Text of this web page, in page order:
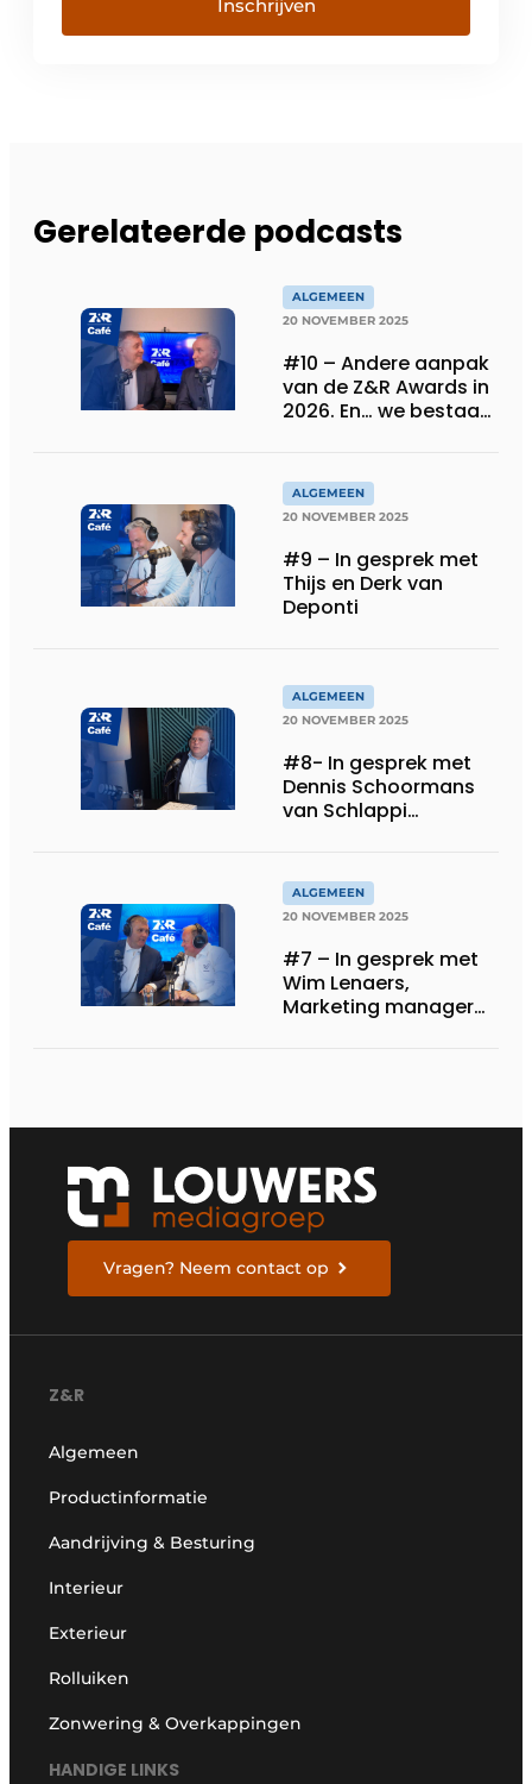
Inschrijven
Gerelateerde podcasts
ALGEMEEN
20 NOVEMBER 2025
#10 – Andere aanpak
van de Z&R Awards in
2026. En… we bestaan
ALGEMEEN
20 NOVEMBER 2025
#9 – In gesprek met
Thijs en Derk van
Deponti
ALGEMEEN
20 NOVEMBER 2025
#8- In gesprek met
Dennis Schoormans
van Schlappi
ALGEMEEN
20 NOVEMBER 2025
#7 – In gesprek met
Wim Lenaers,
Marketing manager
Vragen? Neem contact op
Z&R
Algemeen
Productinformatie
Aandrijving & Besturing
Interieur
Exterieur
Rolluiken
Zonwering & Overkappingen
HANDIGE LINKS